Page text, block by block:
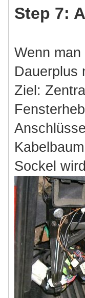
Step 7:
Wenn
Dauerplus
Ziel:
Sockel